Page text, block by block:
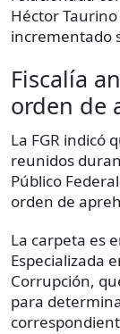
Héctor
incrementado
Fiscalía
orden de
La FGR indicó
reunidos
Público
orden de
La carpeta es
Especializada
Corrupción,
para